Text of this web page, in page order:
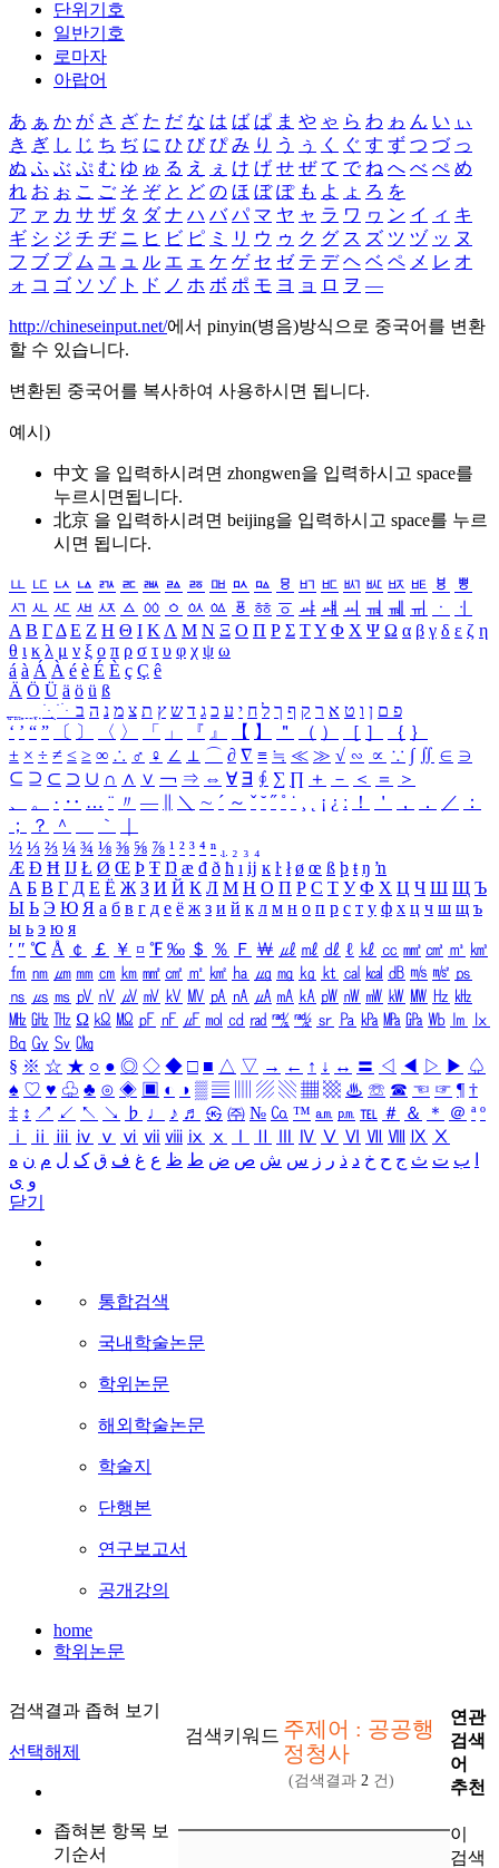
단위기호
일반기호
로마자
아랍어
あ ぁ か が さ ざ た だ な は ば ぱ ま や ゃ ら わ ゎ ん い ぃ
き ぎ し じ ち ぢ に ひ び ぴ み り う ぅ く ぐ す ず つ づ っ
ぬ ふ ぶ ぷ む ゆ ゅ る え ぇ け げ せ ぜ て で ね へ べ ぺ め
れ お ぉ こ ご そ ぞ と ど の ほ ぼ ぽ も よ ょ ろ を
ア ァ カ サ ザ タ ダ ナ ハ バ パ マ ヤ ャ ラ ワ ヮ ン イ ィ キ
ギ シ ジ チ ヂ ニ ヒ ビ ピ ミ リ ウ ゥ ク グ ス ズ ツ ヅ ッ ヌ
フ ブ プ ム ユ ュ ル エ ェ ケ ゲ セ ゼ テ デ ヘ ベ ペ メ レ オ
ォ コ ゴ ソ ゾ ト ド ノ ホ ボ ポ モ ヨ ョ ロ ヲ ―
http://chineseinput.net/에서 pinyin(병음)방식으로 중국어를 변환
할 수 있습니다.
변환된 중국어를 복사하여 사용하시면 됩니다.
예시)
中文 을 입력하시려면 zhongwen을 입력하시고 space를
누르시면됩니다.
北京 을 입력하시려면 beijing을 입력하시고 space를 누르
시면 됩니다.
ㅥ ㅦ ㅧ ㅨ ㅩ ㅪ ㅫ ㅬ ㅭ ㅮ ㅯ ㅰ ㅱ ㅲ ㅳ ㅴ ㅵ ㅶ ㅷ ㅸ
ㅹ
ㅺ ㅻ ㅼ ㅽ ㅾ ㅿ ㆀ ㆁ ㆂ ㆃ ㆄ ㆅ ㆆ ㆇ ㆈ ㆉ ㆊ ㆋ ㆌ ㆍ
ㆎ
Α Β ΓΔ Ε Ζ Η Θ Ι ΚΛ Μ Ν Ξ Ο Π Ρ Σ ΤΥ Φ Χ Ψ Ω α β γ δ ε ζ η
θ ι κ λ μ ν ξ ο π ρ σ τ υ φ χ ψ ω
á à Á À é è É È ç Ç ê
Ä Ö Ü ä ö ü ß
ִֶֹ ֻּ ׁׂ פ ם ן ו ט א ר ק ף ך ל ח י ע כ ג ד ש ץ ת צ מ נ ה ב
‘ ’ “ ” 〔 〕 〈 〉 「 」 『 』 【 】 ＂ （ ） ［ ］ ｛ ｝
± × ÷ ≠ ≤ ≥ ∞ ∴ ♂ ♀ ∠ ⊥ ⌒ ∂ ∇ ≡ ≒ ≪ ≫ √ ∽ ∝ ∵ ∫ ∬ ∈ ∋
⊆ ⊇ ⊂ ⊃ ∪ ∩ ∧ ∨ ￢ ⇒ ⇔ ∀ ∃ ∮ ∑ ∏ ＋ － ＜ ＝
＞
、
。 · ‥ … ¨ 〃 ― ＼ ∼ ´ ～ ˇ ˘ ˝ ˚ ˙ ¸ ¡ ¿ ː ！ ＇ ， ． ／
：
；
？ ＾ ｀
½ ⅓ ⅔ ¼ ¾ ⅛ ⅜ ⅝ ⅞ ¹ ² ³ ⁴ ⁿ ₁ ₂ ₃ ₄
Æ Ð Ħ Ĳ Ł Ø Œ Þ Ŧ Ŋ æ đ ð ħ ı ĳ ĸ ŀ ł ø œ ß þ ŧ ŋ ŉ
А Б В Г Д Е Ё Ж З И Й К Л М Н О П Р С Т У Ф Х Ц Ч Ш Щ Ъ
Ы Ь Э Ю Я а б в г д е ё ж з и й к л м н о п р с т у ф х ц ч ш щ ъ
ы ь э ю я
′ ″ ℃ Å ￠ ￡ ￥ ¤ ℉ ‰ ＄ ％ Ｆ ￦ ㎕ ㎖ ㎗ ℓ ㎘ ㏄ ㎣ ㎤ ㎥ ㎦
㎙ ㎚ ㎛ ㎜ ㎝ ㎞ ㎟ ㎠ ㎡ ㎢ ㏊ ㎍ ㎎ ㎏ ㏏ ㎈ ㎉ ㏈ ㎧ ㎨ ㎰
㎱ ㎲ ㎳ ㎴ ㎵ ㎶ ㎷ ㎸ ㎹ ㎀ ㎁ ㎂ ㎃ ㎄ ㎺ ㎻ ㎽ ㎾ ㎿ ㎐ ㎑
㎒ ㎓ ㎔ Ω ㏀ ㏁ ㎊ ㎋ ㎌ ㏖ ㏅ ㎭ ㎮ ㎯ ㏛ ㎩ ㎪ ㎫ ㎬ ㏝ ㏐
㏓
㏃ ㏉ ㏜ ㏆
§ ※ ☆ ★ ○ ● ◎ ◇ ◆ □ ■ △ ▽ → ← ↑ ↓ ↔ 〓 ◁ ◀ ▷ ▶ ♤
♠ ♡ ♥ ♧ ♣ ⊙ ◈ ▣ ◐ ◑ ▒ ▤ ▨ ▧ ▦ ▩ ♨ ☏ ☎ ☜ ☞ ¶ †
‡ ↕ ↗ ↙ ↖ ↘ ♭ ♩ ♪ ♬ ㉿ ㈜ № ㏇ ™ ㏂ ㏘ ℡ ＃ ＆ ＊ ＠ ª º
ⅰ
ⅱ ⅲ ⅳ ⅴ ⅵ ⅶ ⅷ ⅸ ⅹ Ⅳ Ⅴ Ⅵ Ⅶ Ⅷ Ⅸ Ⅹ
ب ت ث ج ح خ د ذ ر ز س ش ص ض ط ظ ع غ ف ق ک ل م ن ه
و ی
닫기
통합검색
국내학술논문
학위논문
해외학술논문
학술지
단행본
연구보고서
공개강의
home
학위논문
검색결과 좁혀 보기
선택해제
좁혀본 항목 보
기순서
검색키워드 주제어 : 공공행
정청사
(검색결과 2 건)
연관
검색
어
추천
이
검색